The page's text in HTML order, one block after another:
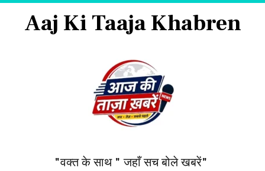
Aaj Ki Taaja Khabren
"वक्त के साथ " जहाँ सच बोले खबरें"